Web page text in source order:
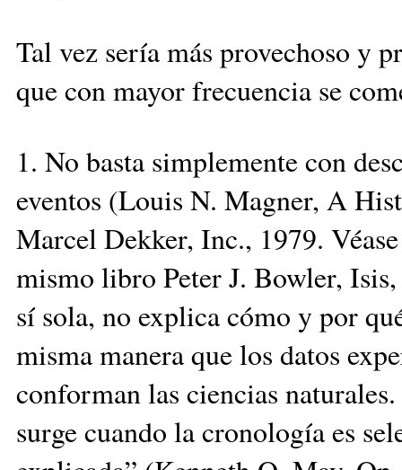
Tal vez sería más provechoso y
que con mayor frecuencia se
1. No basta simplemente con
eventos (Louis N. Magner, A
Marcel Dekker, Inc., 1979.
mismo libro Peter J. Bowler,
sí sola, no explica cómo y por
misma manera que los datos
conforman las ciencias
surge cuando la cronología es